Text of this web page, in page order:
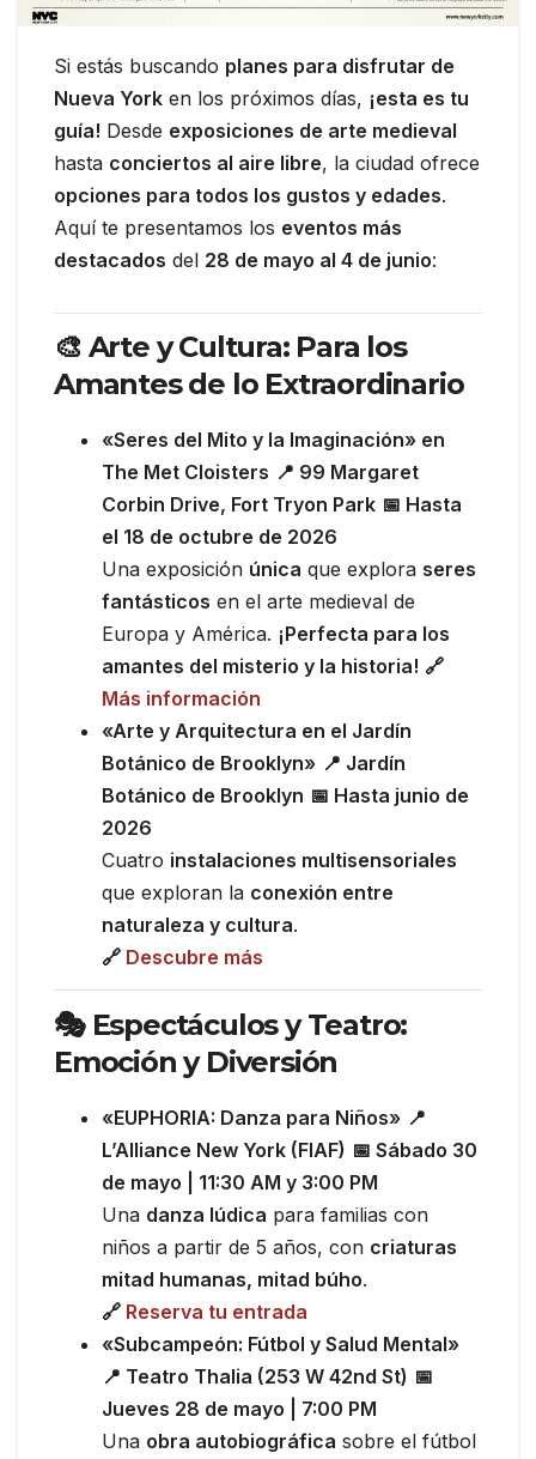
Si estás buscando planes para disfrutar de
Nueva York en los próximos días, ¡esta es tu
guía! Desde exposiciones de arte medieval
hasta conciertos al aire libre, la ciudad ofrece
opciones para todos los gustos y edades.
Aquí te presentamos los eventos más
destacados del 28 de mayo al 4 de junio:
🎨 Arte y Cultura: Para los
Amantes de lo Extraordinario
«Seres del Mito y la Imaginación» en
The Met Cloisters 📍 99 Margaret
Corbin Drive, Fort Tryon Park 📅 Hasta
el 18 de octubre de 2026
Una exposición única que explora seres
fantásticos en el arte medieval de
Europa y América. ¡Perfecta para los
amantes del misterio y la historia! 🔗
Más información
«Arte y Arquitectura en el Jardín
Botánico de Brooklyn» 📍 Jardín
Botánico de Brooklyn 📅 Hasta junio de
2026
Cuatro instalaciones multisensoriales
que exploran la conexión entre
naturaleza y cultura.
🔗 Descubre más
🎭 Espectáculos y Teatro:
Emoción y Diversión
«EUPHORIA: Danza para Niños» 📍
L’Alliance New York (FIAF) 📅 Sábado 30
de mayo | 11:30 AM y 3:00 PM
Una danza lúdica para familias con
niños a partir de 5 años, con criaturas
mitad humanas, mitad búho.
🔗 Reserva tu entrada
«Subcampeón: Fútbol y Salud Mental»
📍 Teatro Thalia (253 W 42nd St) 📅
Jueves 28 de mayo | 7:00 PM
Una obra autobiográfica sobre el fútbol